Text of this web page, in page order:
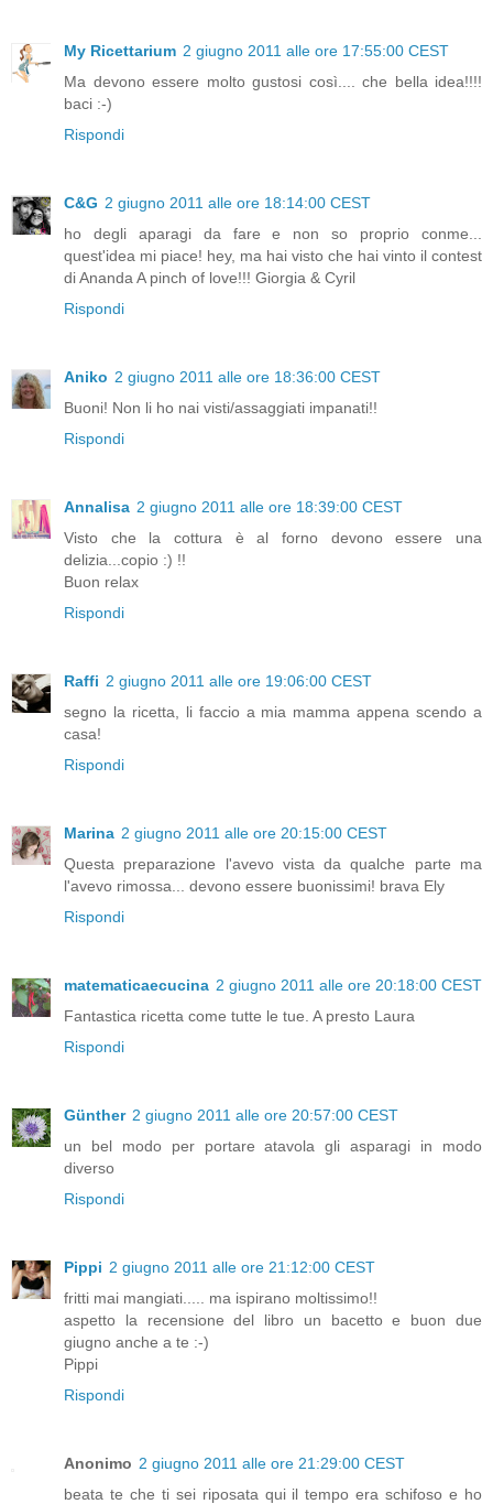
My Ricettarium 2 giugno 2011 alle ore 17:55:00 CEST
Ma devono essere molto gustosi così.... che bella idea!!!!
baci :-)
Rispondi
C&G 2 giugno 2011 alle ore 18:14:00 CEST
ho degli aparagi da fare e non so proprio conme...
quest'idea mi piace! hey, ma hai visto che hai vinto il contest
di Ananda A pinch of love!!! Giorgia & Cyril
Rispondi
Aniko 2 giugno 2011 alle ore 18:36:00 CEST
Buoni! Non li ho nai visti/assaggiati impanati!!
Rispondi
Annalisa 2 giugno 2011 alle ore 18:39:00 CEST
Visto che la cottura è al forno devono essere una
delizia...copio :) !!
Buon relax
Rispondi
Raffi 2 giugno 2011 alle ore 19:06:00 CEST
segno la ricetta, li faccio a mia mamma appena scendo a
casa!
Rispondi
Marina 2 giugno 2011 alle ore 20:15:00 CEST
Questa preparazione l'avevo vista da qualche parte ma
l'avevo rimossa... devono essere buonissimi! brava Ely
Rispondi
matematicaecucina 2 giugno 2011 alle ore 20:18:00 CEST
Fantastica ricetta come tutte le tue. A presto Laura
Rispondi
Günther 2 giugno 2011 alle ore 20:57:00 CEST
un bel modo per portare atavola gli asparagi in modo
diverso
Rispondi
Pippi 2 giugno 2011 alle ore 21:12:00 CEST
fritti mai mangiati..... ma ispirano moltissimo!!
aspetto la recensione del libro un bacetto e buon due
giugno anche a te :-)
Pippi
Rispondi
Anonimo 2 giugno 2011 alle ore 21:29:00 CEST
beata te che ti sei riposata qui il tempo era schifoso e ho